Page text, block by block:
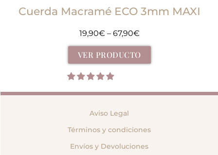
Cuerda Macramé ECO 3mm MAXI
19,90€ – 67,90€
VER PRODUCTO
Aviso Legal
Términos y condiciones
Envíos y Devoluciones